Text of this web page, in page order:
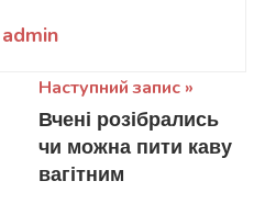
admin
Наступний запис
Вчені розібрались
чи можна пити каву
вагітним